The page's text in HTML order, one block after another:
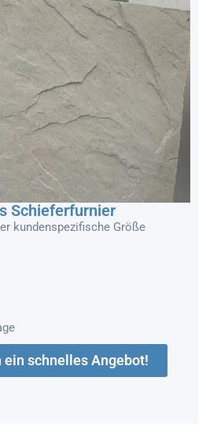
Schieferfurnier
kundenspezifische Größe
ein schnelles Angebot!